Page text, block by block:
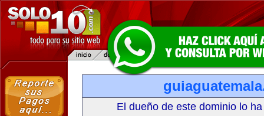
El dueño de este dominio lo